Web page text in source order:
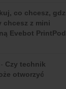
co chcesz,
chcesz z mini
Evebot
- Czy technik
otworzyć